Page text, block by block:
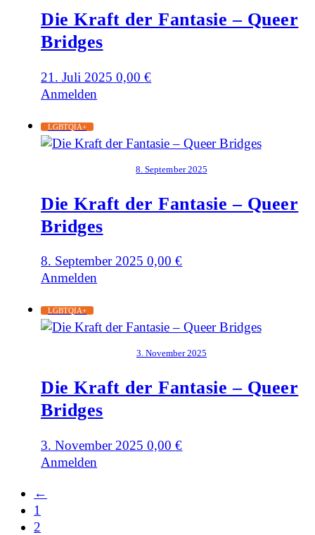
Die Kraft der Fantasie – Queer
Bridges
21. Juli 2025 0,00€
Anmelden
LGBTQIA+
8. September 2025
Die Kraft der Fantasie – Queer
Bridges
8. September 2025 0,00€
Anmelden
LGBTQIA+
3. November 2025
Die Kraft der Fantasie – Queer
Bridges
3. November 2025 0,00€
Anmelden
←
1
2